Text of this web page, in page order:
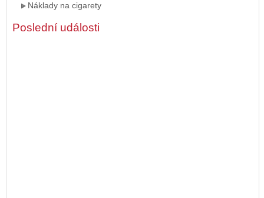
Náklady na cigarety
Poslední události